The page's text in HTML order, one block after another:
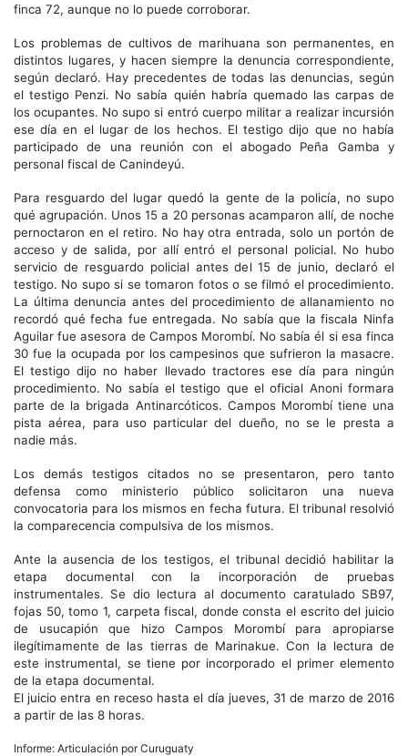
finca 72, aunque no lo puede corroborar.
Los problemas de cultivos de marihuana son permanentes, en
distintos lugares, y hacen siempre la denuncia correspondiente,
según declaró. Hay precedentes de todas las denuncias, según
el testigo Penzi. No sabía quién habría quemado las carpas de
los ocupantes. No supo si entró cuerpo militar a realizar incursión
ese día en el lugar de los hechos. El testigo dijo que no había
participado de una reunión con el abogado Peña Gamba y
personal fiscal de Canindeyú.
Para resguardo del lugar quedó la gente de la policía, no supo
qué agrupación. Unos 15 a 20 personas acamparon allí, de noche
pernoctaron en el retiro. No hay otra entrada, solo un portón de
acceso y de salida, por allí entró el personal policial. No hubo
servicio de resguardo policial antes del 15 de junio, declaró el
testigo. No supo si se tomaron fotos o se filmó el procedimiento.
La última denuncia antes del procedimiento de allanamiento no
recordó qué fecha fue entregada. No sabía que la fiscala Ninfa
Aguilar fue asesora de Campos Morombí. No sabía él si esa finca
30 fue la ocupada por los campesinos que sufrieron la masacre.
El testigo dijo no haber llevado tractores ese día para ningún
procedimiento. No sabía el testigo que el oficial Anoni formara
parte de la brigada Antinarcóticos. Campos Morombí tiene una
pista aérea, para uso particular del dueño, no se le presta a
nadie más.
Los demás testigos citados no se presentaron, pero tanto
defensa como ministerio público solicitaron una nueva
convocatoria para los mismos en fecha futura. El tribunal resolvió
la comparecencia compulsiva de los mismos.
Ante la ausencia de los testigos, el tribunal decidió habilitar la
etapa documental con la incorporación de pruebas
instrumentales. Se dio lectura al documento caratulado SB97,
fojas 50, tomo 1, carpeta fiscal, donde consta el escrito del juicio
de usucapión que hizo Campos Morombí para apropiarse
ilegítimamente de las tierras de Marinakue. Con la lectura de
este instrumental, se tiene por incorporado el primer elemento
de la etapa documental.
El juicio entra en receso hasta el día jueves, 31 de marzo de 2016
a partir de las 8 horas.
Informe: Articulación por Curuguaty